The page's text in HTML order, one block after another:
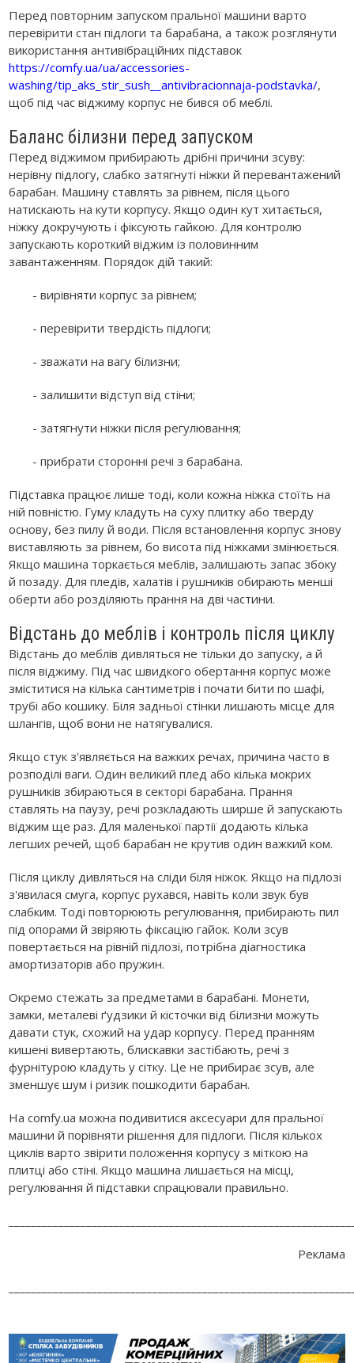
Перед повторним запуском пральної машини варто
перевірити стан підлоги та барабана, а також розглянути
використання антивібраційних підставок
https://comfy.ua/ua/accessories-
washing/tip_aks_stir_sush__antivibracionnaja-podstavka/,
щоб під час віджиму корпус не бився об меблі.
Баланс білизни перед запуском
Перед віджимом прибирають дрібні причини зсуву:
нерівну підлогу, слабко затягнуті ніжки й перевантажений
барабан. Машину ставлять за рівнем, після цього
натискають на кути корпусу. Якщо один кут хитається,
ніжку докручують і фіксують гайкою. Для контролю
запускають короткий віджим із половинним
завантаженням. Порядок дій такий:
- вирівняти корпус за рівнем;
- перевірити твердість підлоги;
- зважати на вагу білизни;
- залишити відступ від стіни;
- затягнути ніжки після регулювання;
- прибрати сторонні речі з барабана.
Підставка працює лише тоді, коли кожна ніжка стоїть на
ній повністю. Гуму кладуть на суху плитку або тверду
основу, без пилу й води. Після встановлення корпус знову
виставляють за рівнем, бо висота під ніжками змінюється.
Якщо машина торкається меблів, залишають запас збоку
й позаду. Для пледів, халатів і рушників обирають менші
оберти або розділяють прання на дві частини.
Відстань до меблів і контроль після циклу
Відстань до меблів дивляться не тільки до запуску, а й
після віджиму. Під час швидкого обертання корпус може
зміститися на кілька сантиметрів і почати бити по шафі,
трубі або кошику. Біля задньої стінки лишають місце для
шлангів, щоб вони не натягувалися.
Якщо стук з'являється на важких речах, причина часто в
розподілі ваги. Один великий плед або кілька мокрих
рушників збираються в секторі барабана. Прання
ставлять на паузу, речі розкладають ширше й запускають
віджим ще раз. Для маленької партії додають кілька
легших речей, щоб барабан не крутив один важкий ком.
Після циклу дивляться на сліди біля ніжок. Якщо на підлозі
з'явилася смуга, корпус рухався, навіть коли звук був
слабким. Тоді повторюють регулювання, прибирають пил
під опорами й звіряють фіксацію гайок. Коли зсув
повертається на рівній підлозі, потрібна діагностика
амортизаторів або пружин.
Окремо стежать за предметами в барабані. Монети,
замки, металеві ґудзики й кісточки від білизни можуть
давати стук, схожий на удар корпусу. Перед пранням
кишені вивертають, блискавки застібають, речі з
фурнітурою кладуть у сітку. Це не прибирає зсув, але
зменшує шум і ризик пошкодити барабан.
На comfy.ua можна подивитися аксесуари для пральної
машини й порівняти рішення для підлоги. Після кількох
циклів варто звірити положення корпусу з міткою на
плитці або стіні. Якщо машина лишається на місці,
регулювання й підставки спрацювали правильно.
Реклама